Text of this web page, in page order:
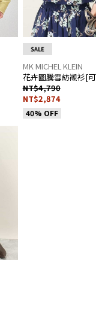
MK MICHEL KLEIN
花卉圖騰雪紡襯衫[
NT$4,790
NT$2,874
40% OFF